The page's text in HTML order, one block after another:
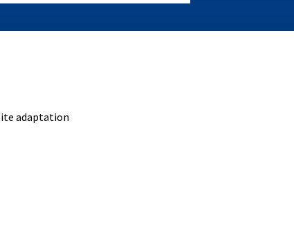
adaptation